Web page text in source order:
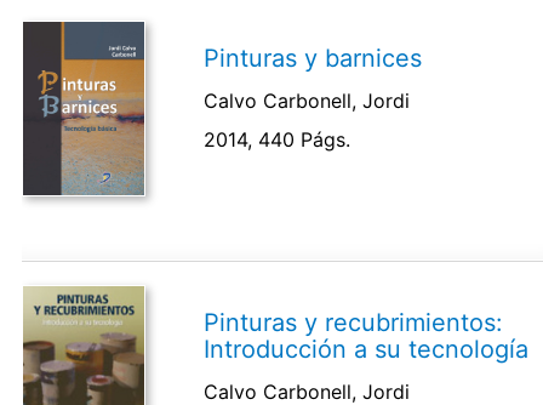
Pinturas y barnices
Calvo Carbonell, Jordi
2014, 440 Págs.
Pinturas y recubrimientos:
Introducción a su tecnología
Calvo Carbonell, Jordi